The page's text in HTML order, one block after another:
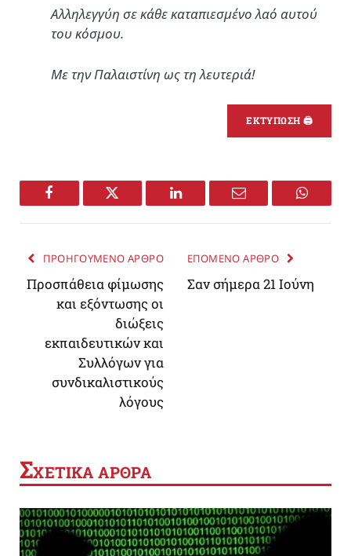
Αλληλεγγύη σε κάθε καταπιεσμένο λαό αυτού
του κόσμου.
Με την Παλαιστίνη ως τη λευτεριά!
ΕΚΤΥΠΩΣΗ 🖨
Facebook Twitter LinkedIn Email
ΠΡΟΗΓΟΥΜΕΝΟ ΑΡΘΡΟ
Προσπάθεια φίμωσης
και εξόντωσης οι
διώξεις
εκπαιδευτικών και
Συλλόγων για
συνδικαλιστικούς
λόγους
ΕΠΟΜΕΝΟ ΑΡΘΡΟ
Σαν σήμερα 21 Ιούνη
ΣΧΕΤΙΚΑ ΑΡΘΡΑ